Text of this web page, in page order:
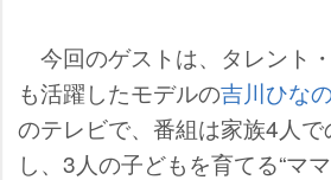
今回のゲストは、タレント
も活躍したモデルの吉川ひな
のテレビで、番組は家族4人
し、3人の子どもを育てる“マ